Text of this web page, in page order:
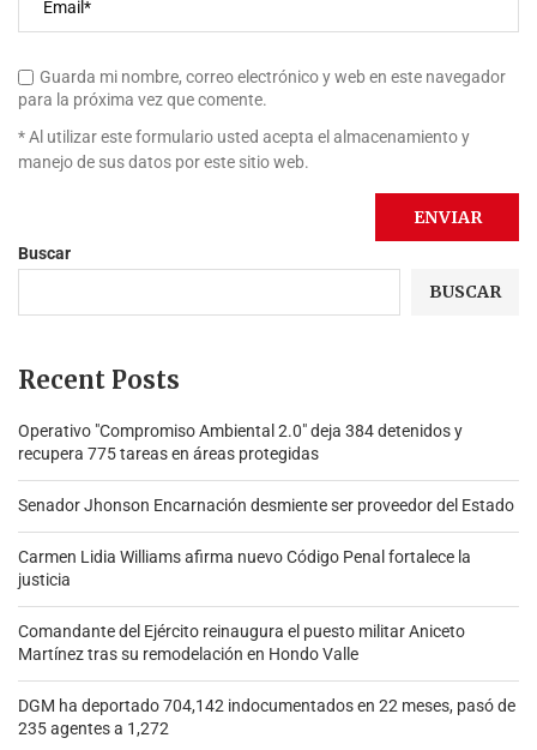
Guarda mi nombre, correo electrónico y web en este navegador
para la próxima vez que comente.
* Al utilizar este formulario usted acepta el almacenamiento y
manejo de sus datos por este sitio web.
Buscar
BUSCAR
Recent Posts
Operativo "Compromiso Ambiental 2.0″ deja 384 detenidos y
recupera 775 tareas en áreas protegidas
Senador Jhonson Encarnación desmiente ser proveedor del Estado
Carmen Lidia Williams afirma nuevo Código Penal fortalece la
justicia
Comandante del Ejército reinaugura el puesto militar Aniceto
Martínez tras su remodelación en Hondo Valle
DGM ha deportado 704,142 indocumentados en 22 meses, pasó de
235 agentes a 1,272